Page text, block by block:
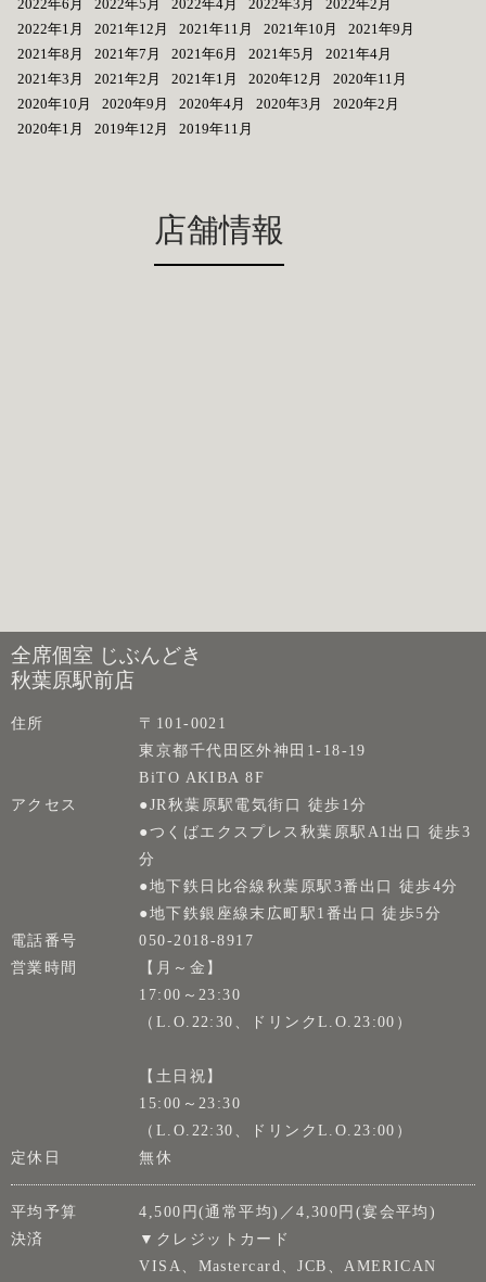
2022年6月 2022年5月 2022年4月 2022年3月
2022年2月
2022年1月
2021年12月 2021年11月 2021年10月
2021年9月
2021年8月
2021年7月 2021年6月 2021年5月
2021年4月
2021年3月
2021年2月 2021年1月 2020年12月
2020年11月
2020年10月
2020年9月 2020年4月 2020年3月
2020年2月
2020年1月
2019年12月 2019年11月
店舗情報
全席個室 じぶんどき
秋葉原駅前店
住所
〒101-0021
東京都千代田区外神田1-18-19
BiTO AKIBA 8F
アクセス
●JR秋葉原駅電気街口 徒歩1分
●つくばエクスプレス秋葉原駅A1出口 徒歩3
分
●地下鉄日比谷線秋葉原駅3番出口 徒歩4分
●地下鉄銀座線末広町駅1番出口 徒歩5分
電話番号
050-2018-8917
営業時間
【月～金】
17:00～23:30
（L.O.22:30、ドリンクL.O.23:00）
【土日祝】
15:00～23:30
（L.O.22:30、ドリンクL.O.23:00）
定休日
無休
平均予算
4,500円(通常平均)／4,300円(宴会平均)
決済
▼クレジットカード
VISA、Mastercard、JCB、AMERICAN